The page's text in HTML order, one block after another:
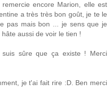
encore Marion, elle est
a très très bon goût, je te le
pas mais bon ... je sens que je
aussi de voir le tien !
sûre que ça existe ! Merci
je t'ai fait rire :D. Ben merci